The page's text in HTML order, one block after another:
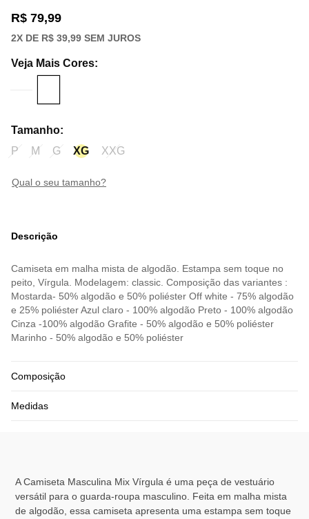
R$ 79,99
2X DE R$ 39,99 SEM JUROS
Veja Mais Cores:
Tamanho:
P
M G XG XXG
qual o seu tamanho?
Descrição
Camiseta em malha mista de algodão. Estampa sem toque no
peito, Vírgula. Modelagem: classic. Composição das variantes :
Mostarda- 50% algodão e 50% poliéster Off white - 75% algodão
e 25% poliéster Azul claro - 100% algodão Preto - 100% algodão
Cinza -100% algodão Grafite - 50% algodão e 50% poliéster
Marinho - 50% algodão e 50% poliéster
Composição
Medidas
A Camiseta Masculina Mix Vírgula é uma peça de vestuário
versátil para o guarda-roupa masculino. Feita em malha mista
de algodão, essa camiseta apresenta uma estampa sem toque